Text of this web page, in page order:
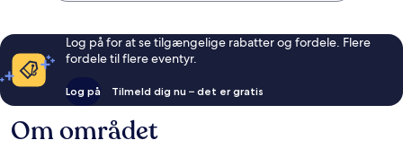
Log på for at se tilgængelige rabatter og fordele. Flere
fordele til flere eventyr.
Log på Tilmeld dig nu – det er gratis
Om området